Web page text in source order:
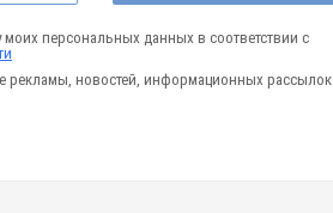
моих персональных данных в соответствии с
рекламы, новостей, информационных рассылок